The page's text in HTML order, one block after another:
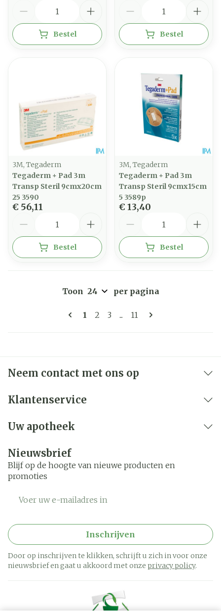
Bestel Bestel
3M, Tegaderm
Tegaderm + Pad 3m
Transp Steril 9cmx20cm
25 3590
€ 56,11
Bestel
3M, Tegaderm
Tegaderm + Pad 3m
Transp Steril 9cmx15cm
5 3589p
€ 13,40
Bestel
Pagina's
U lees momenteel pagina
1 Pagina
2 Pagina
3 ... Pagina
11
Toon per pagina
Neem contact met ons op
Klantenservice
Uw apotheek
Nieuwsbrief
Blijf op de hoogte van nieuwe producten en
promoties
Inschrijven
Door op inschrijven te klikken, schrijft u zich in voor onze
nieuwsbrief en gaat u akkoord met onze privacy policy.